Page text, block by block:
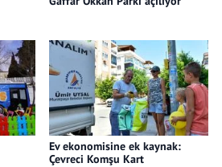
Ev ekonomisine ek kaynak:
Çevreci Komşu Kart